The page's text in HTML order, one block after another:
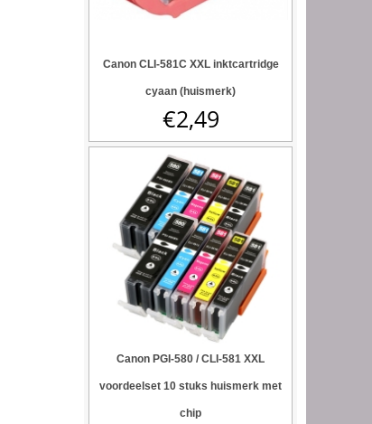
Canon CLI-581C XXL inktcartridge
cyaan (huismerk)
€2,49
Canon PGI-580 / CLI-581 XXL
voordeelset 10 stuks huismerk met
chip